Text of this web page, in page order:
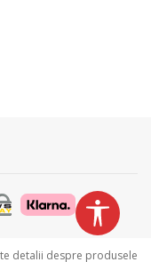
detalii despre produsele